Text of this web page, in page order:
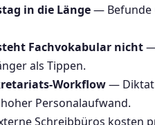
in die Länge— Befunde
Fachvokabular nicht
als Tippen.
Workflow— Diktat
Personalaufwand.
Schreibbüros kosten